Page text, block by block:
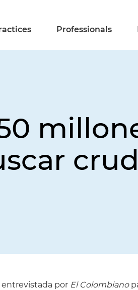
Professionals
entrevistada por El Colombiano